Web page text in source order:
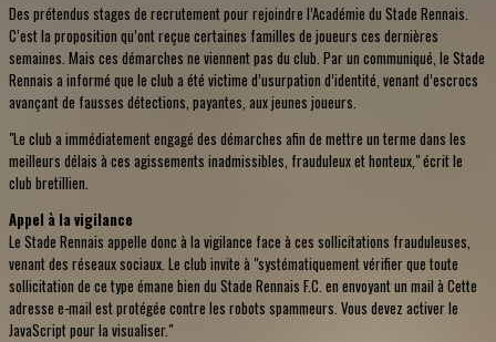
Des prétendus stages de recrutement pour rejoindre l’Académie du Stade Rennais.
C’est la proposition qu’ont reçue certaines familles de joueurs ces dernières
semaines. Mais ces démarches ne viennent pas du club. Par un communiqué, le Stade
Rennais a informé que le club a été victime d’usurpation d’identité, venant d’escrocs
avançant de fausses détections, payantes, aux jeunes joueurs.
"Le club a immédiatement engagé des démarches afin de mettre un terme dans les
meilleurs délais à ces agissements inadmissibles, frauduleux et honteux," écrit le
club bretillien.
Appel à la vigilance
Le Stade Rennais appelle donc à la vigilance face à ces sollicitations frauduleuses,
venant des réseaux sociaux. Le club invite à "systématiquement vérifier que toute
sollicitation de ce type émane bien du Stade Rennais F.C. en envoyant un mail à Cette
adresse e-mail est protégée contre les robots spammeurs. Vous devez activer le
JavaScript pour la visualiser."